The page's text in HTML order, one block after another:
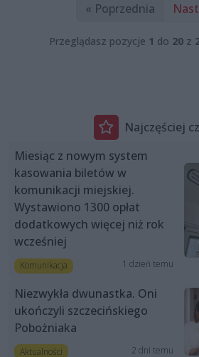
« Poprzednia
Przeglądasz pozycje 1 do 20 z
Najczęściej
Miesiąc z nowym system
kasowania biletów w
komunikacji miejskiej.
Wystawiono 1300 opłat
dodatkowych więcej niż rok
wcześniej
Komunikacja 1 dzień temu
Niezwykła dwunastka. Oni
ukończyli szczecińskiego
Pobożniaka
Aktualności 2 dni temu